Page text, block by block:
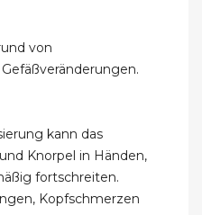
von
kann das
Knorpel in Händen,
fortschreiten.
Kopfschmerzen